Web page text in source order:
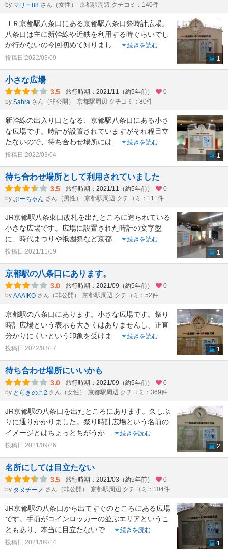
by マリー88 さん（女性） 京都駅周辺 クチコミ：140件
ＪＲ京都駅八条口にある京都駅八条口祭時計広場。
八条口は主に新幹線や近鉄を利用する時ぐらいでし
か行かないの今回初めて知りまし
続きを読む
投稿日:2022/03/09
1
小さな広場
3.5 旅行時期：2021/11（約5年前）
0
by Sahra さん（非公開） 京都駅周辺 クチコミ：80件
新幹線の出入り口となる、京都駅八条口にある小さ
な広場です。時計が設置されていますがそれ程目立
たないので、待ち合わせ場所には
続きを読む
投稿日:2022/03/04
1
待ち合わせ場所として利用されていました
3.5 旅行時期：2021/11（約5年前）
0
by ぷーちゃん さん（男性） 京都駅周辺 クチコミ：111件
JR京都駅八条東口改札を出たところに造られている
小さな広場です。広場に設置された時計の文字盤
に、時代まつりや祇園祭など京都
続きを読む
投稿日:2021/11/19
1
京都駅の八条口にあります。
3.0 旅行時期：2021/09（約5年前）
0
by AAAIKO さん（非公開） 京都駅周辺 クチコミ：52件
京都駅の八条口にあります。小さな広場です。祭り
時計広場という表示も大きくはありませんし、正直
分かりにくいという印象を受けま
続きを読む
投稿日:2022/03/17
1
待ち合わせ場所にいいかも
3.0 旅行時期：2021/09（約5年前）
0
by とらきのこ2 さん（女性） 京都駅周辺 クチコミ：369件
JR京都駅の八条口を出たところにあります。久しぶ
りに通りかかりました。祭り時計広場という名前の
イメージとはちょっとちがうか
続きを読む
投稿日:2021/09/26
2
名所にしては目立たない
3.5 旅行時期：2021/03（約5年前）
0
by タヌチーノ さん（非公開） 京都駅周辺 クチコミ：104件
JR京都駅の八条口から出てすぐのところにある広場
です。手前がコインロッカーの並ぶエリアというこ
ともあり、本当に目立たないで
続きを読む
投稿日:2021/09/14
1